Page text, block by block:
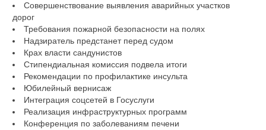
Совершенствование выявления аварийных участков
дорог
Требования пожарной безопасности на полях
Надзиратель предстанет перед судом
Крах власти сандунистов
Стипендиальная комиссия подвела итоги
Рекомендации по профилактике инсульта
Юбилейный вернисаж
Интеграция соцсетей в Госуслуги
Реализация инфраструктурных программ
Конференция по заболеваниям печени